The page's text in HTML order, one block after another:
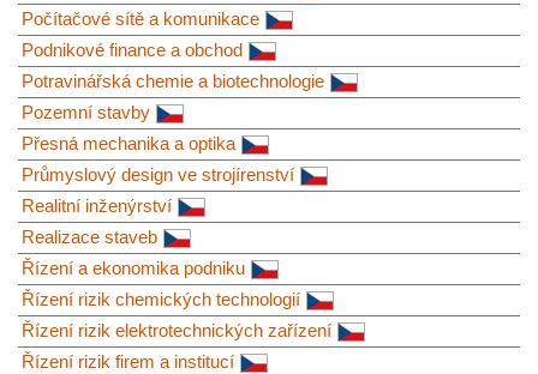
Počítačové sítě a komunikace
Podnikové finance a obchod
Potravinářská chemie a biotechnologie
Pozemní stavby
Přesná mechanika a optika
Průmyslový design ve strojírenství
Realitní inženýrství
Realizace staveb
Řízení a ekonomika podniku
Řízení rizik chemických technologií
Řízení rizik elektrotechnických zařízení
Řízení rizik firem a institucí